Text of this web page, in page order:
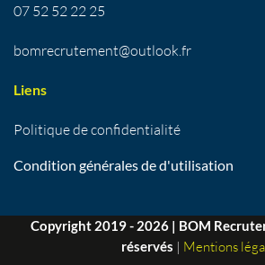
07 52 52 22 25
bomrecrutement@outlook.fr
Liens
Politique de confidentialité
Condition générales de d'utilisation
Copyright 2019 - 2026 | BOM
réservés | Mentions